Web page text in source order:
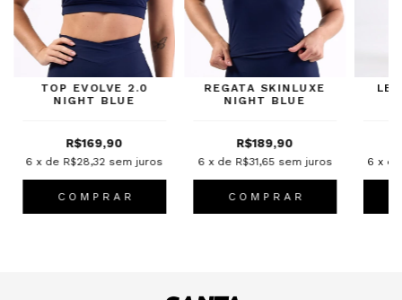
TOP EVOLVE 2.0
NIGHT BLUE
R$169,90
6 x de R$28,32 sem juros
C O M P R A R
REGATA SKINLUXE
NIGHT BLUE
R$189,90
6 x de R$31,65 sem juros
C O M P R A R
6 x